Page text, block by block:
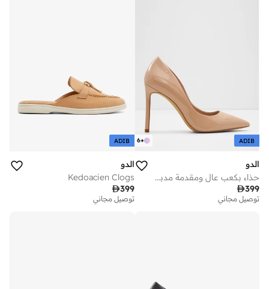
+
6 ADIB
الدو
حذاء بكعب عالِ ومقدمة مدببة
399
توصيل مجاني
ADIB
الدو
Kedoacien Clogs
399
توصيل مجاني